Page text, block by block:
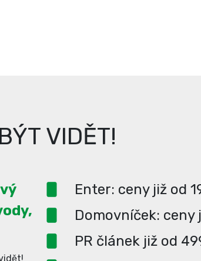
VIDĚT!
Enter: ceny již od
Domovníček: ceny
PR článek již od